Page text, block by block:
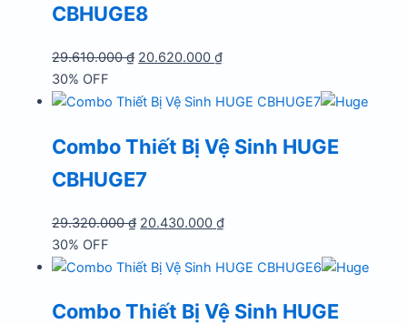
CBHUGE8
29.610.000₫ Giá
là:
20.620.000₫Giá
tại
20.620.000 ₫.
30% OFF
Combo Thiết Bị Vệ Sinh HUGE
CBHUGE7
29.320.000₫ Giá
là:
20.430.000₫Giá
tại
20.430.000 ₫.
30% OFF
Combo Thiết Bị Vệ Sinh HUGE